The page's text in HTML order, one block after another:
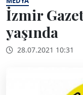
İzmir
yaşında
28.07.2021 10:31